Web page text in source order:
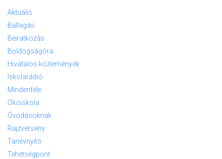
Aktuális
Ballagás
Beiratkozás
Boldogságóra
Hivatalos közlemények
Iskolarádió
Mindenféle
Ökoiskola
Óvodásoknak
Rajzverseny
Tanévnyitó
Tehetségpont